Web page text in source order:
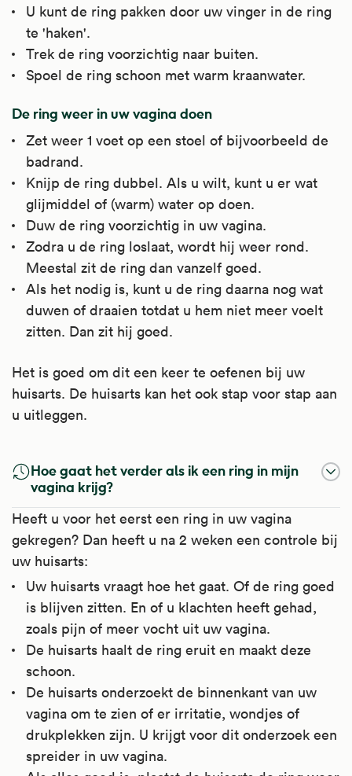
U kunt de ring pakken door uw vinger in de ring
te 'haken'.
Trek de ring voorzichtig naar buiten.
Spoel de ring schoon met warm kraanwater.
De ring weer in uw vagina doen
Zet weer 1 voet op een stoel of bijvoorbeeld de
badrand.
Knijp de ring dubbel. Als u wilt, kunt u er wat
glijmiddel of (warm) water op doen.
Duw de ring voorzichtig in uw vagina.
Zodra u de ring loslaat, wordt hij weer rond.
Meestal zit de ring dan vanzelf goed.
Als het nodig is, kunt u de ring daarna nog wat
duwen of draaien totdat u hem niet meer voelt
zitten. Dan zit hij goed.
Het is goed om dit een keer te oefenen bij uw
huisarts. De huisarts kan het ook stap voor stap aan
u uitleggen.
Hoe gaat het verder als ik een ring in mijn
vagina krijg?
Heeft u voor het eerst een ring in uw vagina
gekregen? Dan heeft u na 2 weken een controle bij
uw huisarts:
Uw huisarts vraagt hoe het gaat. Of de ring goed
is blijven zitten. En of u klachten heeft gehad,
zoals pijn of meer vocht uit uw vagina.
De huisarts haalt de ring eruit en maakt deze
schoon.
De huisarts onderzoekt de binnenkant van uw
vagina om te zien of er irritatie, wondjes of
drukplekken zijn. U krijgt voor dit onderzoek een
spreider in uw vagina.